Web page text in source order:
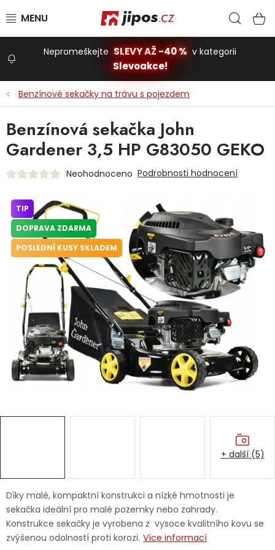
Stavba a dům
Dílna
Domácnost
Dětská hřiště
Autodoplňky
Vánoce
Značky
Nepromeškejte SLEVY AŽ -40 % v kategorii
Slevoakce!
Benzínové sekačky na trávu s pojezdem
Díky malé, kompaktní konstrukci a nízké hmotnosti je
sekačka ideální pro malé pozemky nebo zahrady.
Konstrukce sekačky je vyrobena z vysoce kvalitního kovu se
zvýšenou odolností proti korozi. Více informací
Benzínová sekačka John
Gardener 3,5 HP G83050 GEKO
Neohodnoceno Podrobnosti hodnocení
TIP
DOPRAVA ZDARMA
POSLEDNÍ KUSY SKLADEM
+ další (5)